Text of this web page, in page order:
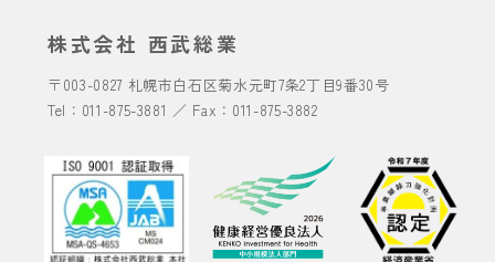
株式会社 西武総業
〒003-0827 札幌市白石区菊水元町7条2丁目9番30号
Tel： 011-875-3881 ／ Fax：011-875-3882